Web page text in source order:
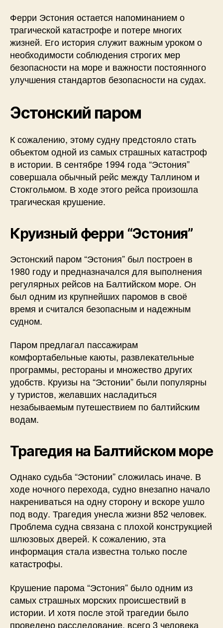
Ферри Эстония остается напоминанием о
трагической катастрофе и потере многих
жизней. Его история служит важным уроком о
необходимости соблюдения строгих мер
безопасности на море и важности постоянного
улучшения стандартов безопасности на судах.
Эстонский паром
К сожалению, этому судну предстояло стать
объектом одной из самых страшных катастроф
в истории. В сентябре 1994 года “Эстония”
совершала обычный рейс между Таллином и
Стокгольмом. В ходе этого рейса произошла
трагическая крушение.
Круизный ферри “Эстония”
Эстонский паром “Эстония” был построен в
1980 году и предназначался для выполнения
регулярных рейсов на Балтийском море. Он
был одним из крупнейших паромов в своё
время и считался безопасным и надежным
судном.
Паром предлагал пассажирам
комфортабельные каюты, развлекательные
программы, рестораны и множество других
удобств. Круизы на “Эстонии” были популярны
у туристов, желавших насладиться
незабываемым путешествием по балтийским
водам.
Трагедия на Балтийском море
Однако судьба “Эстонии” сложилась иначе. В
ходе ночного перехода, судно внезапно начало
накрениваться на одну сторону и вскоре ушло
под воду. Трагедия унесла жизни 852 человек.
Проблема судна связана с плохой конструкцией
шлюзовых дверей. К сожалению, эта
информация стала известна только после
катастрофы.
Крушение парома “Эстония” было одним из
самых страшных морских происшествий в
истории. И хотя после этой трагедии было
проведено расследование, всего 3 человека